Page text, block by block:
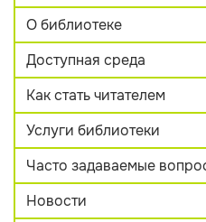
О библиотеке
Доступная среда
Как стать читателем
Услуги библиотеки
Часто задаваемые
Новости